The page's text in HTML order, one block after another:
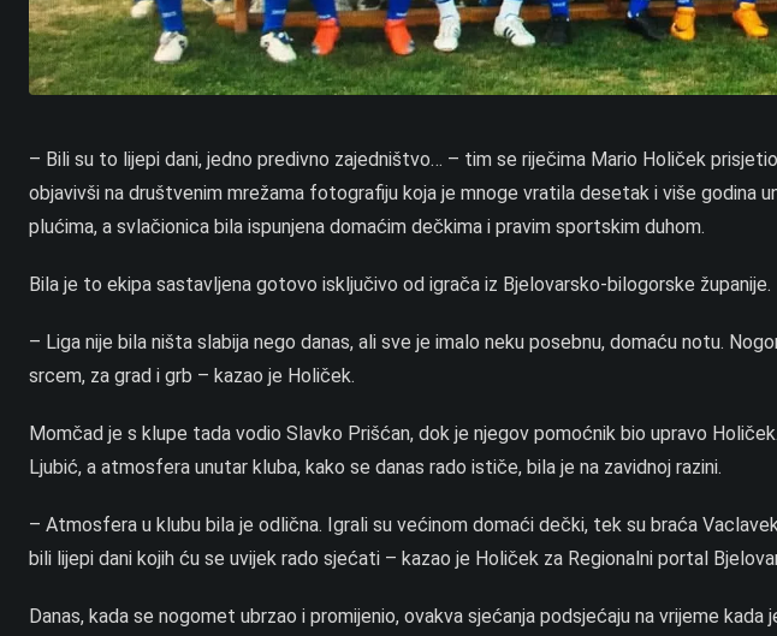
– Bili su to lijepi dani, jedno predivno zajedništvo… – tim se riječima Mario Holiček
objavivši na društvenim mrežama fotografiju koja je mnoge vratila desetak i više godina
plućima, a svlačionica bila ispunjena domaćim dečkima i pravim sportskim duhom.
Bila je to ekipa sastavljena gotovo isključivo od igrača iz Bjelovarsko-bilogorske županije.
– Liga nije bila ništa slabija nego danas, ali sve je imalo neku posebnu, domaću notu.
srcem, za grad i grb – kazao je Holiček.
Momčad je s klupe tada vodio Slavko Prišćan, dok je njegov pomoćnik bio upravo
Ljubić, a atmosfera unutar kluba, kako se danas rado ističe, bila je na zavidnoj razini.
– Atmosfera u klubu bila je odlična. Igrali su većinom domaći dečki, tek su braća
bili lijepi dani kojih ću se uvijek rado sjećati – kazao je Holiček za Regionalni portal
Danas, kada se nogomet ubrzao i promijenio, ovakva sjećanja podsjećaju na vrijeme